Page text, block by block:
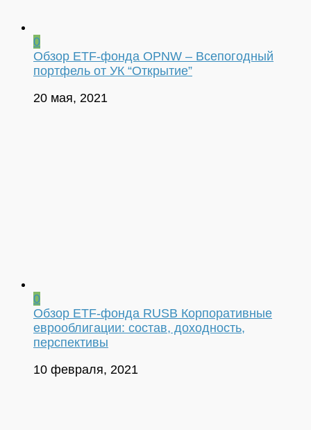
0
Обзор ETF-фонда OPNW – Всепогодный
портфель от УК “Открытие”
20 мая, 2021
0
Обзор ETF-фонда RUSB Корпоративные
еврооблигации: состав, доходность,
перспективы
10 февраля, 2021